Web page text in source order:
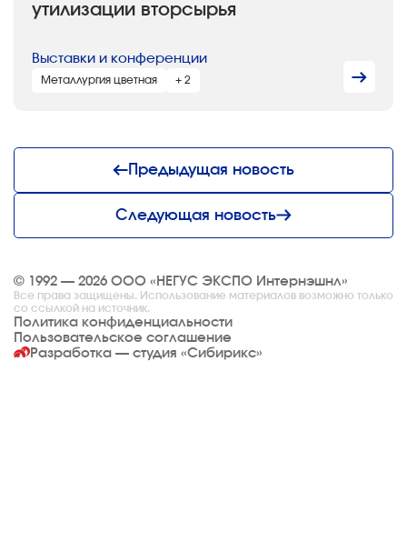
утилизации вторсырья
Выставки и конференции
Металлургия цветная + 2
Предыдущая новость
Следующая новость
© 1992 — 2026 ООО «НЕГУС ЭКСПО Интернэшнл»
Все права защищены. Использование материалов возможно только
со ссылкой на источник.
Политика конфиденциальности
Пользовательское соглашение
Разработка — студия «Сибирикс»